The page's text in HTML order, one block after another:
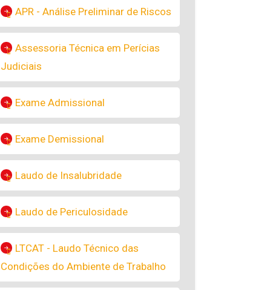
APR - Análise Preliminar de Riscos
Assessoria Técnica em Perícias
Judiciais
Exame Admissional
Exame Demissional
Laudo de Insalubridade
Laudo de Periculosidade
LTCAT - Laudo Técnico das
Condições do Ambiente de Trabalho